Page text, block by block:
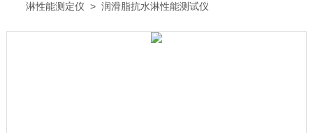
淋性能测定仪 > 润滑脂抗水淋性能测试仪